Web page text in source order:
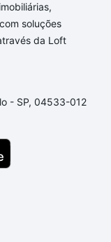
você, com
Porto
0 e com
as
envolvidos no
portal quanto
sonhos com
até as
soluções
da Loft
- SP, 04533-012